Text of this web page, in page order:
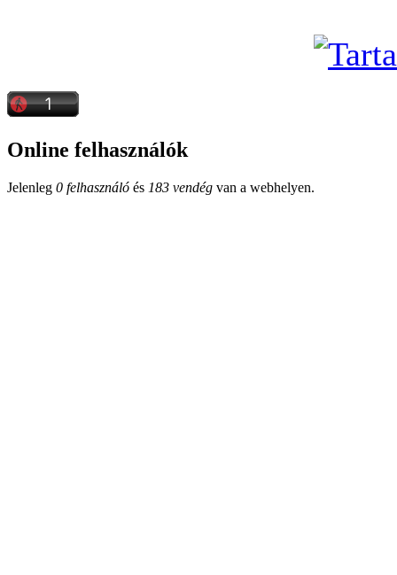
Online felhasználók
Jelenleg 0 felhasználó és 183 vendég van a webhelyen.